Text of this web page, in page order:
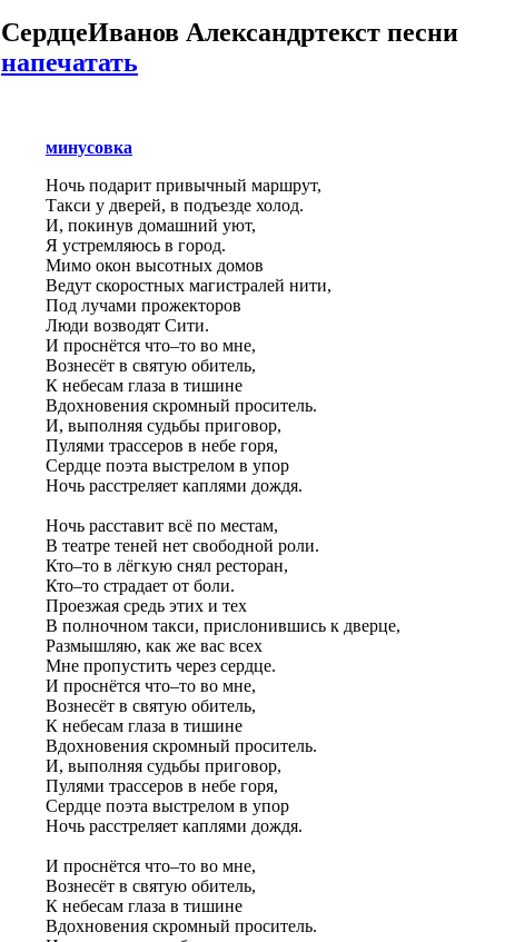
СердцеИванов Александртекст песни
напечатать
минусовка
Ночь подарит привычный маршрут,
Такси у дверей, в подъезде холод.
И, покинув домашний уют,
Я устремляюсь в город.
Мимо окон высотных домов
Ведут скоростных магистралей нити,
Под лучами прожекторов
Люди возводят Сити.
И проснётся что–то во мне,
Вознесёт в святую обитель,
К небесам глаза в тишине
Вдохновения скромный проситель.
И, выполняя судьбы приговор,
Пулями трассеров в небе горя,
Сердце поэта выстрелом в упор
Ночь расстреляет каплями дождя.
Ночь расставит всё по местам,
В театре теней нет свободной роли.
Кто–то в лёгкую снял ресторан,
Кто–то страдает от боли.
Проезжая средь этих и тех
В полночном такси, прислонившись к дверце,
Размышляю, как же вас всех
Мне пропустить через сердце.
И проснётся что–то во мне,
Вознесёт в святую обитель,
К небесам глаза в тишине
Вдохновения скромный проситель.
И, выполняя судьбы приговор,
Пулями трассеров в небе горя,
Сердце поэта выстрелом в упор
Ночь расстреляет каплями дождя.
И проснётся что–то во мне,
Вознесёт в святую обитель,
К небесам глаза в тишине
Вдохновения скромный проситель.